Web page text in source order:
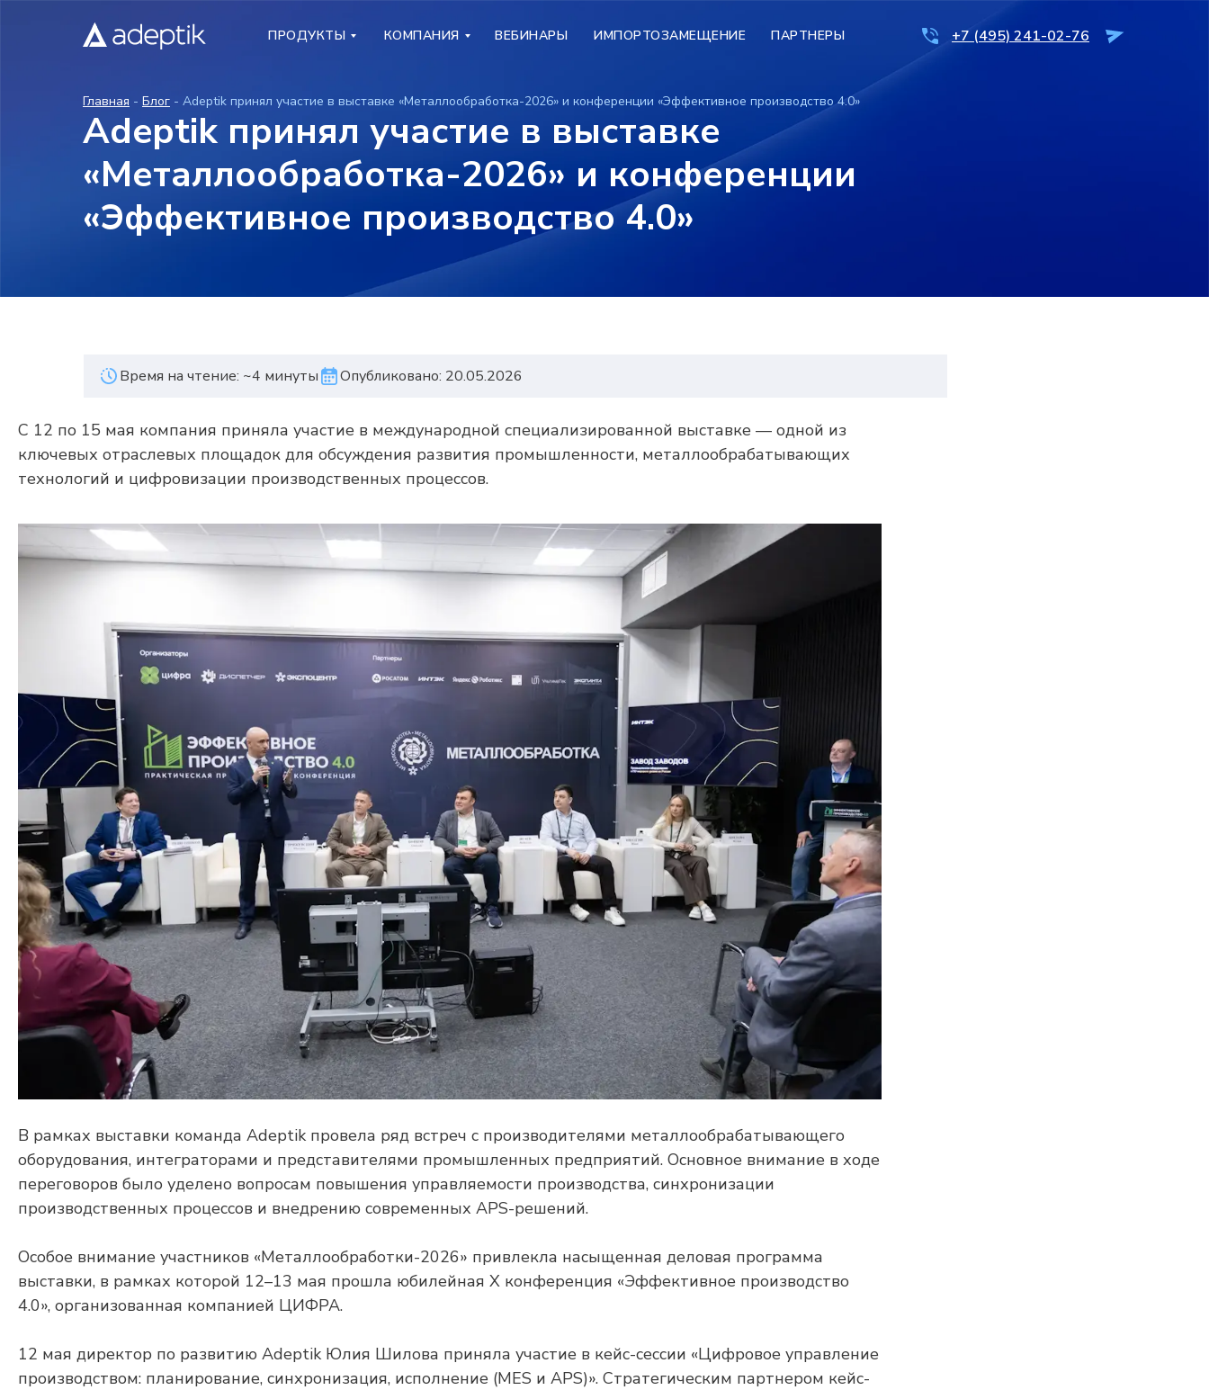
+7 (495) 241-02-76
ПРОДУКТЫ КОМПАНИЯ ВЕБИНАРЫ ИМПОРТОЗАМЕЩЕНИЕ ПАРТНЕРЫ +7 (495) 241-02-76
ПРОДУКТЫ КОМПАНИЯ ВЕБИНАРЫ ИМПОРТОЗАМЕЩЕНИЕ ПАРТНЕРЫ
Главная - Блог - Adeptik принял участие в выставке «Металлообработка-2026» и конференции «Эффективное производство 4.0»
Adeptik принял участие в выставке
«Металлообработка-2026» и конференции
«Эффективное производство 4.0»
Время на чтение: ~4 минуты Опубликовано: 20.05.2026
С 12 по 15 мая компания приняла участие в международной специализированной выставке — одной из
ключевых отраслевых площадок для обсуждения развития промышленности, металлообрабатывающих
технологий и цифровизации производственных процессов.
В рамках выставки команда Adeptik провела ряд встреч с производителями металлообрабатывающего
оборудования, интеграторами и представителями промышленных предприятий. Основное внимание в ходе
переговоров было уделено вопросам повышения управляемости производства, синхронизации
производственных процессов и внедрению современных APS-решений.
Особое внимание участников «Металлообработки-2026» привлекла насыщенная деловая программа
выставки, в рамках которой 12–13 мая прошла юбилейная X конференция «Эффективное производство
4.0», организованная компанией ЦИФРА.
12 мая директор по развитию Adeptik Юлия Шилова приняла участие в кейс-сессии «Цифровое управление
производством: планирование, синхронизация, исполнение (MES и APS)». Стратегическим партнером кейс-